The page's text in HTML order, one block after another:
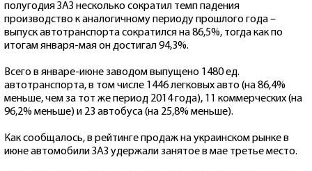
полугодия ЗАЗ несколько сократил темп падения
производство к аналогичному периоду прошлого года –
выпуск автотранспорта сократился на 86,5%, тогда как по
итогам января-мая он достигал 94,3%.
Всего в январе-июне заводом выпущено 1480 ед.
автотранспорта, в том числе 1446 легковых авто (на 86,4%
меньше, чем за тот же период 2014 года), 11 коммерческих (на
96,2% меньше) и 23 автобуса (на 25,8% меньше).
Как сообщалось, в рейтинге продаж на украинском рынке в
июне автомобили ЗАЗ удержали занятое в мае третье место.